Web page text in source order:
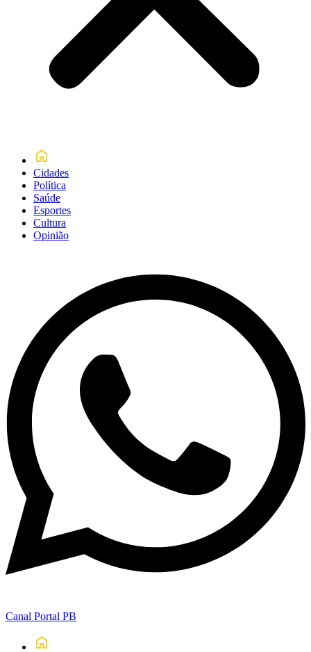
Cidades
Política
Saúde
Esportes
Cultura
Opinião
Canal Portal PB